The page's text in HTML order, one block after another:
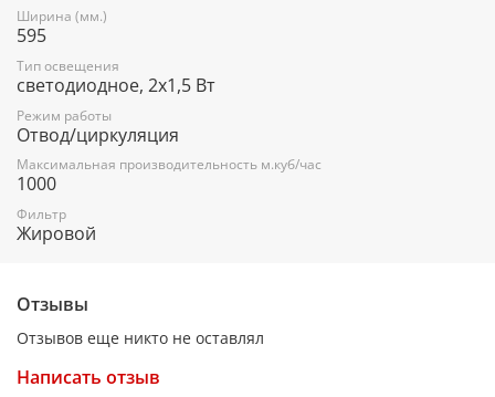
Дополнительная информация:
Диаметр воздухоотвода: 150 мм
Моющийся алюминиевый жировой фильтр
Ширина (мм.)
595
Тип освещения
светодиодное, 2х1,5 Вт
Режим работы
Отвод/циркуляция
Максимальная производительность м.куб/час
1000
Фильтр
Жировой
Отзывы
Отзывов еще никто не оставлял
Написать отзыв